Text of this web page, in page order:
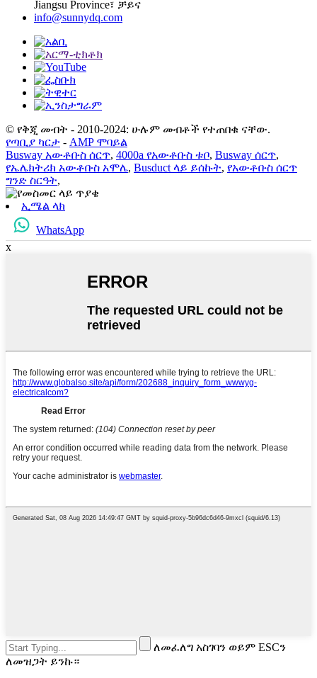
Jiangsu Province፣ ቻይና
info@sunnydq.com
© የቅጂ መብት - 2010-2024: ሁሉም መብቶች የተጠበቁ ናቸው.
የጣቢያ ካርታ - AMP ሞባይል
Busway አውቶቡስ ሰርጥ, 4000a የአውቶቡስ ቱቦ, Busway ሰርጥ,
የኤሌክትሪክ አውቶቡስ አሞሌ, Busduct ላይ ይሰኩት, የአውቶቡስ ሰርጥ
ግንድ ስርዓት,
ኢሜል ላክ
WhatsApp
x
ለመፈለግ አስገባን ወይም ESCን
ለመዝጋት ይንኩ።